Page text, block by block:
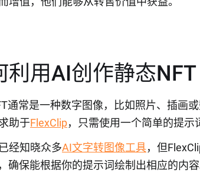
利用AI创作静态NFT
通常是一种数字图像，比如照片、插画
助于FlexClip，只需使用一个简单的提示
经知晓众多AI文字转图像工具，但
确保能根据你的提示词绘制出相应的内